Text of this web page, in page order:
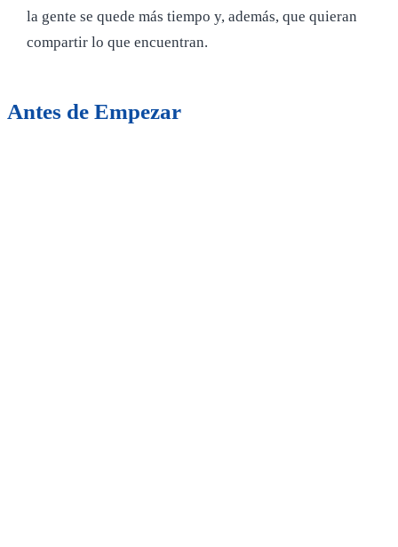
la gente se quede más tiempo y, además, que quieran
compartir lo que encuentran.
Antes de Empezar